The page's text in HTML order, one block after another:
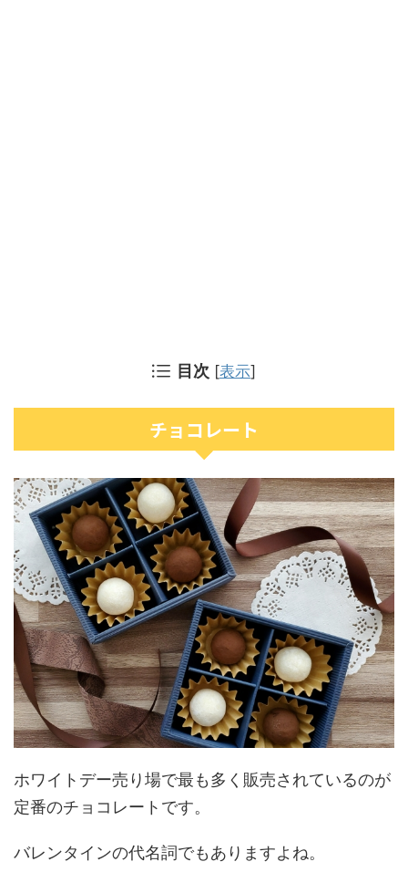
目次 [表示]
チョコレート
ホワイトデー売り場で最も多く販売されているのが
定番のチョコレートです。
バレンタインの代名詞でもありますよね。